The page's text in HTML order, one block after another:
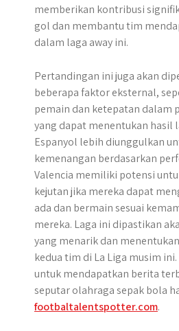
memberikan kontribusi
gol dan membantu tim
dalam laga away ini.
Pertandingan ini juga akan
beberapa faktor eksternal,
pemain dan ketepatan dalam
yang dapat menentukan hasil
Espanyol lebih diunggulkan
kemenangan berdasarkan
Valencia memiliki potensi
kejutan jika mereka dapat
ada dan bermain sesuai
mereka. ​Laga ini dipastikan
yang menarik dan
kedua tim di La Liga musim
untuk mendapatkan berita
seputar olahraga sepak bola
footbaltalentspotter.com.